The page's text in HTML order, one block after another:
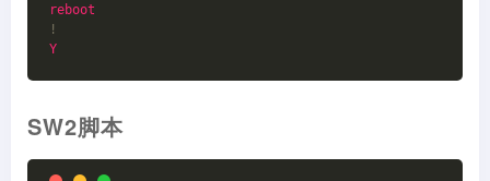
reboot
!
Y
SW2脚本